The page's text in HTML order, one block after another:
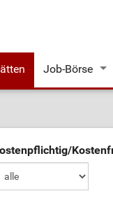
Job-Börse